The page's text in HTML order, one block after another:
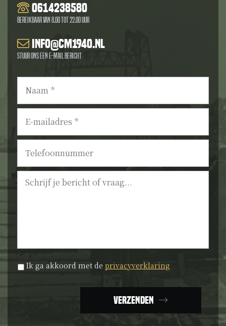
0614238580
Bereikbaar van 8.00 tot 22.00 uur
info@cm1940.nl
Stuur ons een e-mail bericht
Naam *
E-
mailadres *
Telefoonnummer
Bericht
Privacyverklaring *
Ik ga akkoord met de privacyverklaring
Verzenden